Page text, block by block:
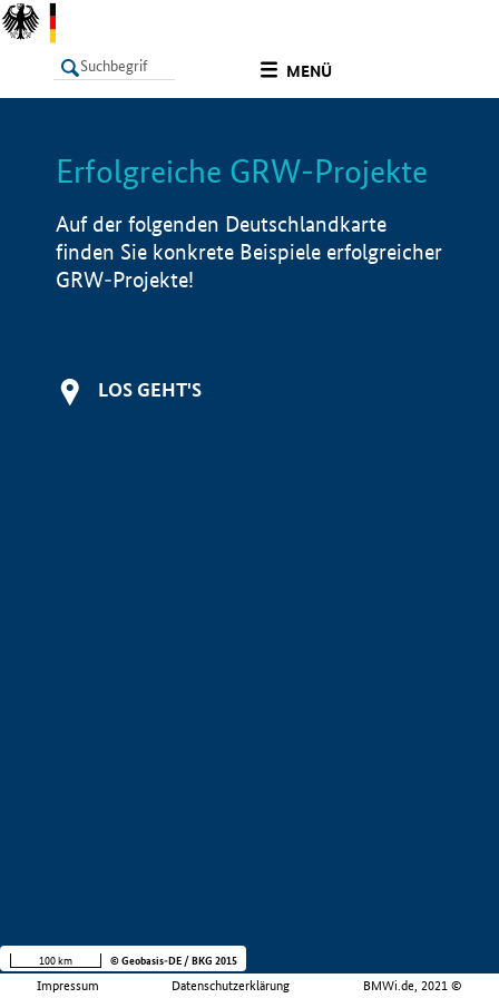
MENÜ
LISTE Info
Erfolgreiche GRW-Projekte
Auf der folgenden Deutschlandkarte
finden Sie konkrete Beispiele erfolgreicher
GRW-Projekte!
LOS GEHT'S
Impressum Datenschutzerklärung BMWi.de, 2021 ©
100 km © Geobasis-DE / BKG 2015